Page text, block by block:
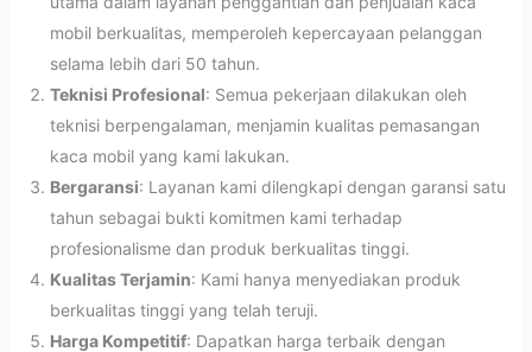
mobil berkualitas, memperoleh kepercayaan pelanggan
selama lebih dari 50 tahun.
Teknisi Profesional: Semua pekerjaan dilakukan oleh
teknisi berpengalaman, menjamin kualitas pemasangan
kaca mobil yang kami lakukan.
Bergaransi: Layanan kami dilengkapi dengan garansi satu
tahun sebagai bukti komitmen kami terhadap
profesionalisme dan produk berkualitas tinggi.
Kualitas Terjamin: Kami hanya menyediakan produk
berkualitas tinggi yang telah teruji.
Harga Kompetitif: Dapatkan harga terbaik dengan